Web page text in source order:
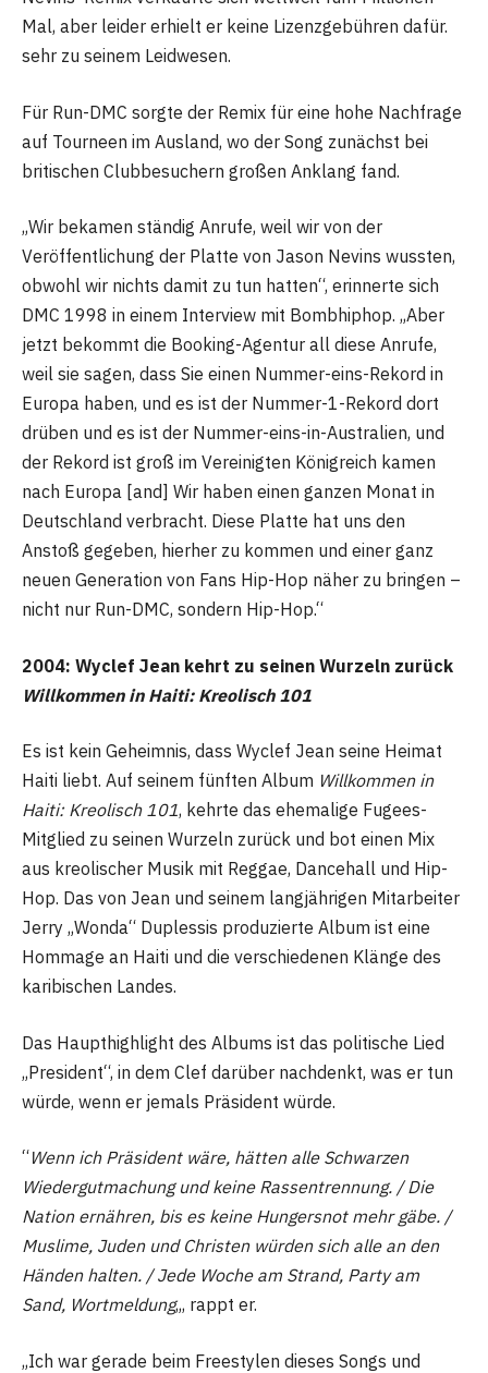
Mal, aber leider erhielt er keine Lizenzgebühren dafür.
sehr zu seinem Leidwesen.
Für Run-DMC sorgte der Remix für eine hohe Nachfrage
auf Tourneen im Ausland, wo der Song zunächst bei
britischen Clubbesuchern großen Anklang fand.
„Wir bekamen ständig Anrufe, weil wir von der
Veröffentlichung der Platte von Jason Nevins wussten,
obwohl wir nichts damit zu tun hatten“, erinnerte sich
DMC 1998 in einem Interview mit Bombhiphop. „Aber
jetzt bekommt die Booking-Agentur all diese Anrufe,
weil sie sagen, dass Sie einen Nummer-eins-Rekord in
Europa haben, und es ist der Nummer-1-Rekord dort
drüben und es ist der Nummer-eins-in-Australien, und
der Rekord ist groß im Vereinigten Königreich kamen
nach Europa [and] Wir haben einen ganzen Monat in
Deutschland verbracht. Diese Platte hat uns den
Anstoß gegeben, hierher zu kommen und einer ganz
neuen Generation von Fans Hip-Hop näher zu bringen –
nicht nur Run-DMC, sondern Hip-Hop.“
2004: Wyclef Jean kehrt zu seinen Wurzeln zurück
Willkommen in Haiti: Kreolisch 101
Es ist kein Geheimnis, dass Wyclef Jean seine Heimat
Haiti liebt. Auf seinem fünften Album Willkommen in
Haiti: Kreolisch 101, kehrte das ehemalige Fugees-
Mitglied zu seinen Wurzeln zurück und bot einen Mix
aus kreolischer Musik mit Reggae, Dancehall und Hip-
Hop. Das von Jean und seinem langjährigen Mitarbeiter
Jerry „Wonda“ Duplessis produzierte Album ist eine
Hommage an Haiti und die verschiedenen Klänge des
karibischen Landes.
Das Haupthighlight des Albums ist das politische Lied
„President“, in dem Clef darüber nachdenkt, was er tun
würde, wenn er jemals Präsident würde.
“Wenn ich Präsident wäre, hätten alle Schwarzen
Wiedergutmachung und keine Rassentrennung. / Die
Nation ernähren, bis es keine Hungersnot mehr gäbe. /
Muslime, Juden und Christen würden sich alle an den
Händen halten. / Jede Woche am Strand, Party am
Sand, Wortmeldung„, rappt er.
„Ich war gerade beim Freestylen dieses Songs und